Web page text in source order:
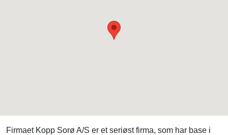
Firmaet Kopp Sorø A/S er et seriøst firma, som har base i